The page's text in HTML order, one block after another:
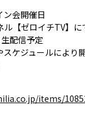
会開催日
ル【ゼロイチTV】に
配信予定
ケジュールにより
items/